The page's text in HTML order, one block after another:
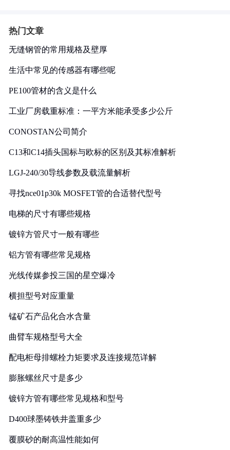
热门文章
无缝钢管的常用规格及壁厚
生活中常见的传感器有哪些呢
PE100管材的含义是什么
工业厂房载重标准：一平方米能承受多少公斤
CONOSTAN公司简介
C13和C14插头国标与欧标的区别及其标准解析
LGJ-240/30导线参数及载流量解析
寻找nce01p30k MOSFET管的合适替代型号
电梯的尺寸有哪些规格
镀锌方管尺寸一般有哪些
铝方管有哪些常见规格
光线传媒参投三国的星空爆冷
横担型号对应重量
锰矿石产品化合水含量
曲臂车规格型号大全
配电柜母排螺栓力矩要求及连接规范详解
膨胀螺丝尺寸是多少
镀锌方管有哪些常见规格和型号
D400球墨铸铁井盖重多少
覆膜砂的耐高温性能如何